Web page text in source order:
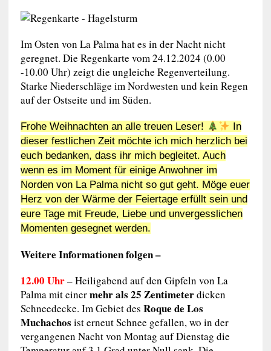
Im Osten von La Palma hat es in der Nacht nicht
geregnet. Die Regenkarte vom 24.12.2024 (0.00
-10.00 Uhr) zeigt die ungleiche Regenverteilung.
Starke Niederschläge im Nordwesten und kein Regen
auf der Ostseite und im Süden.
Frohe Weihnachten an alle treuen Leser!
In
dieser festlichen Zeit möchte ich mich herzlich bei
euch bedanken, dass ihr mich begleitet. Auch
wenn es im Moment für einige Anwohner im
Norden von La Palma nicht so gut geht. Möge euer
Herz von der Wärme der Feiertage erfüllt sein und
eure Tage mit Freude, Liebe und unvergesslichen
Momenten gesegnet werden.
Weitere Informationen folgen –
12.00 Uhr– Heiligabend auf den Gipfeln von La
Palma mit einermehr als 25 Zentimeterdicken
Schneedecke. Im Gebiet des Roque de Los
Muchachos ist erneut Schnee gefallen, wo in der
vergangenen Nacht von Montag auf Dienstag die